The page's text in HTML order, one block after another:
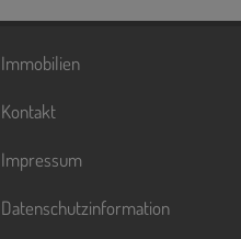
Immobilien
Kontakt
Impressum
Datenschutzinformation